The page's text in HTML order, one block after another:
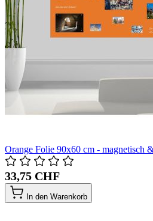
Orange Folie 90x60 cm - magnetisch
33,75 CHF
In den Warenkorb